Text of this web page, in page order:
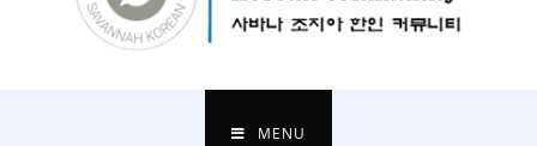
MENU